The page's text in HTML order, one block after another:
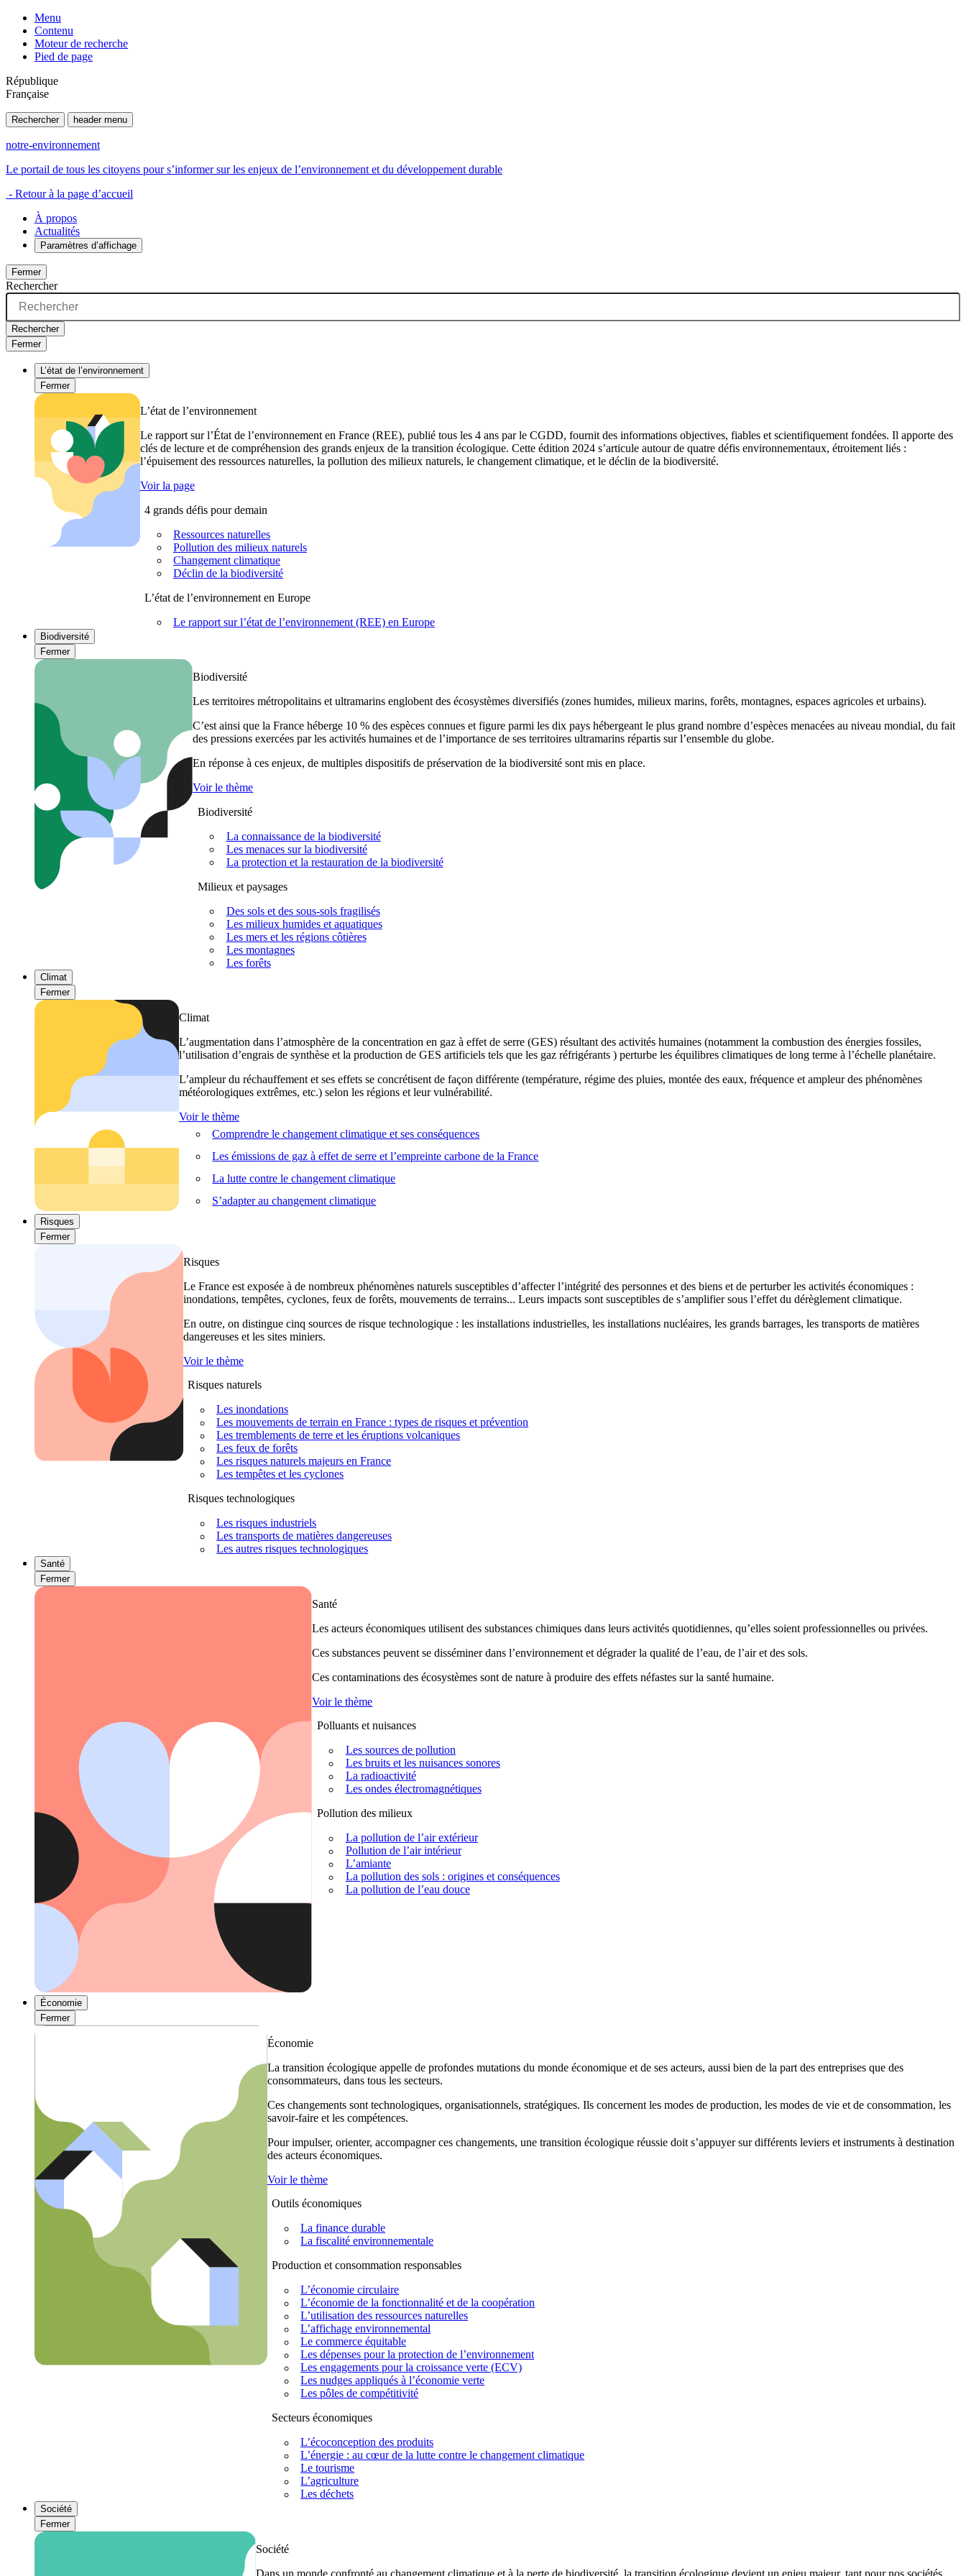
Menu
Contenu
Moteur de recherche
Pied de page
République
Française
Rechercher header menu
notre-environnement
Le portail de tous les citoyens pour s’informer sur les enjeux de l’environnement et du développement durable
- Retour à la page d’accueil
À propos
Actualités
Paramètres d’affichage
Fermer
Rechercher
Rechercher
Fermer
L’état de l’environnement
Fermer
L’état de l’environnement
Le rapport sur l’État de l’environnement en France (REE), publié tous les 4 ans par le CGDD, fournit des informations objectives, fiables et scientifiquement fondées. Il apporte des
clés de lecture et de compréhension des grands enjeux de la transition écologique. Cette édition 2024 s’articule autour de quatre défis environnementaux, étroitement liés :
l’épuisement des ressources naturelles, la pollution des milieux naturels, le changement climatique, et le déclin de la biodiversité.
Voir la page
4 grands défis pour demain
Ressources naturelles
Pollution des milieux naturels
Changement climatique
Déclin de la biodiversité
L’état de l’environnement en Europe
Le rapport sur l’état de l’environnement (REE) en Europe
Biodiversité
Fermer
Biodiversité
Les territoires métropolitains et ultramarins englobent des écosystèmes diversifiés (zones humides, milieux marins, forêts, montagnes, espaces agricoles et urbains).
C’est ainsi que la France héberge 10 % des espèces connues et figure parmi les dix pays hébergeant le plus grand nombre d’espèces menacées au niveau mondial, du fait
des pressions exercées par les activités humaines et de l’importance de ses territoires ultramarins répartis sur l’ensemble du globe.
En réponse à ces enjeux, de multiples dispositifs de préservation de la biodiversité sont mis en place.
Voir le thème
Biodiversité
La connaissance de la biodiversité
Les menaces sur la biodiversité
La protection et la restauration de la biodiversité
Milieux et paysages
Des sols et des sous-sols fragilisés
Les milieux humides et aquatiques
Les mers et les régions côtières
Les montagnes
Les forêts
Climat
Fermer
Climat
L’augmentation dans l’atmosphère de la concentration en gaz à effet de serre (GES) résultant des activités humaines (notamment la combustion des énergies fossiles,
l’utilisation d’engrais de synthèse et la production de GES artificiels tels que les gaz réfrigérants ) perturbe les équilibres climatiques de long terme à l’échelle planétaire.
L’ampleur du réchauffement et ses effets se concrétisent de façon différente (température, régime des pluies, montée des eaux, fréquence et ampleur des phénomènes
météorologiques extrêmes, etc.) selon les régions et leur vulnérabilité.
Voir le thème
Comprendre le changement climatique et ses conséquences
Les émissions de gaz à effet de serre et l’empreinte carbone de la France
La lutte contre le changement climatique
S’adapter au changement climatique
Risques
Fermer
Risques
Le France est exposée à de nombreux phénomènes naturels susceptibles d’affecter l’intégrité des personnes et des biens et de perturber les activités économiques :
inondations, tempêtes, cyclones, feux de forêts, mouvements de terrains... Leurs impacts sont susceptibles de s’amplifier sous l’effet du dérèglement climatique.
En outre, on distingue cinq sources de risque technologique : les installations industrielles, les installations nucléaires, les grands barrages, les transports de matières
dangereuses et les sites miniers.
Voir le thème
Risques naturels
Les inondations
Les mouvements de terrain en France : types de risques et prévention
Les tremblements de terre et les éruptions volcaniques
Les feux de forêts
Les risques naturels majeurs en France
Les tempêtes et les cyclones
Risques technologiques
Les risques industriels
Les transports de matières dangereuses
Les autres risques technologiques
Santé
Fermer
Santé
Les acteurs économiques utilisent des substances chimiques dans leurs activités quotidiennes, qu’elles soient professionnelles ou privées.
Ces substances peuvent se disséminer dans l’environnement et dégrader la qualité de l’eau, de l’air et des sols.
Ces contaminations des écosystèmes sont de nature à produire des effets néfastes sur la santé humaine.
Voir le thème
Polluants et nuisances
Les sources de pollution
Les bruits et les nuisances sonores
La radioactivité
Les ondes électromagnétiques
Pollution des milieux
La pollution de l’air extérieur
Pollution de l’air intérieur
L’amiante
La pollution des sols : origines et conséquences
La pollution de l’eau douce
Économie
Fermer
Économie
La transition écologique appelle de profondes mutations du monde économique et de ses acteurs, aussi bien de la part des entreprises que des
consommateurs, dans tous les secteurs.
Ces changements sont technologiques, organisationnels, stratégiques. Ils concernent les modes de production, les modes de vie et de consommation, les
savoir-faire et les compétences.
Pour impulser, orienter, accompagner ces changements, une transition écologique réussie doit s’appuyer sur différents leviers et instruments à destination
des acteurs économiques.
Voir le thème
Outils économiques
La finance durable
La fiscalité environnementale
Production et consommation responsables
L’économie circulaire
L’économie de la fonctionnalité et de la coopération
L’utilisation des ressources naturelles
L’affichage environnemental
Le commerce équitable
Les dépenses pour la protection de l’environnement
Les engagements pour la croissance verte (ECV)
Les nudges appliqués à l’économie verte
Les pôles de compétitivité
Secteurs économiques
L’écoconception des produits
L’énergie : au cœur de la lutte contre le changement climatique
Le tourisme
L’agriculture
Les déchets
Société
Fermer
Société
Dans un monde confronté au changement climatique et à la perte de biodiversité, la transition écologique devient un enjeu majeur, tant pour nos sociétés